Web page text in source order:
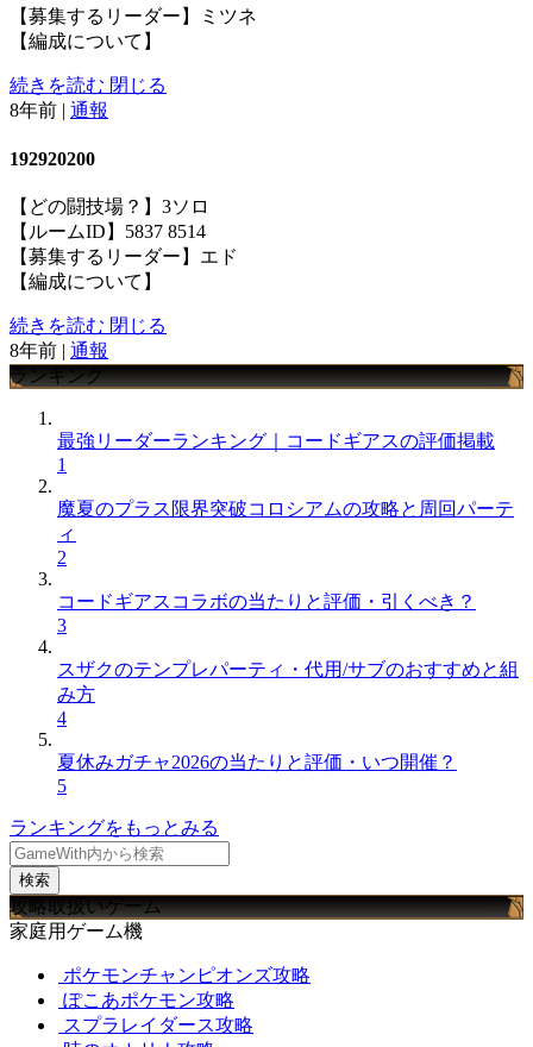
【募集するリーダー】ミツネ
【編成について】
続きを読む 閉じる
8年前 | 通報
192920200
【どの闘技場？】3ソロ
【ルームID】5837 8514
【募集するリーダー】エド
【編成について】
続きを読む 閉じる
8年前 | 通報
ランキング
最強リーダーランキング｜コードギアスの評価掲載
1
魔夏のプラス限界突破コロシアムの攻略と周回パーテ
ィ
2
コードギアスコラボの当たりと評価・引くべき？
3
スザクのテンプレパーティ・代用/サブのおすすめと組
み方
4
夏休みガチャ2026の当たりと評価・いつ開催？
5
ランキングをもっとみる
検索
攻略取扱いゲーム
家庭用ゲーム機
ポケモンチャンピオンズ攻略
ぽこあポケモン攻略
スプラレイダース攻略